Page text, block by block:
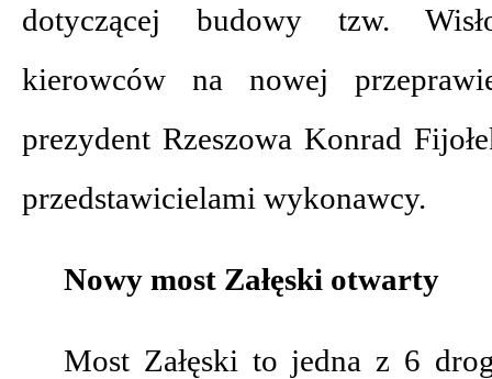
dotyczącej budowy tzw.
kierowców na nowej
prezydent Rzeszowa Konrad
przedstawicielami wykonawcy.
Nowy most Załęski otwarty
Most Załęski to jedna z 6